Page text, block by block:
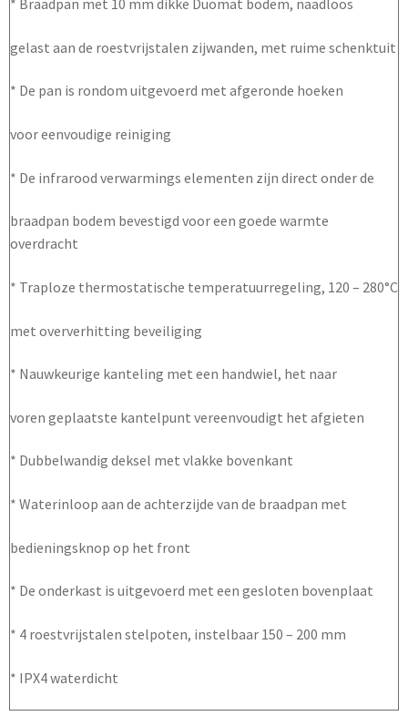
* Braadpan met 10 mm dikke Duomat bodem, naadloos
gelast aan de roestvrijstalen zijwanden, met ruime schenktuit
* De pan is rondom uitgevoerd met afgeronde hoeken
voor eenvoudige reiniging
* De infrarood verwarmings elementen zijn direct onder de
braadpan bodem bevestigd voor een goede warmte
overdracht
* Traploze thermostatische temperatuurregeling, 120 – 280°C
met oververhitting beveiliging
* Nauwkeurige kanteling met een handwiel, het naar
voren geplaatste kantelpunt vereenvoudigt het afgieten
* Dubbelwandig deksel met vlakke bovenkant
* Waterinloop aan de achterzijde van de braadpan met
bedieningsknop op het front
* De onderkast is uitgevoerd met een gesloten bovenplaat
* 4 roestvrijstalen stelpoten, instelbaar 150 – 200 mm
* IPX4 waterdicht